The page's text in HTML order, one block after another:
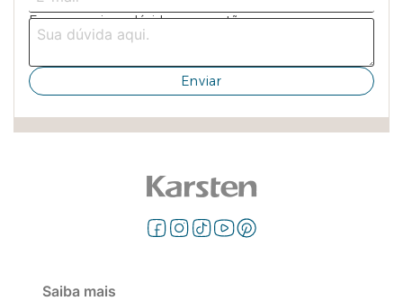
Saiba mais
Escreva aqui sua dúvida ou sugestão: